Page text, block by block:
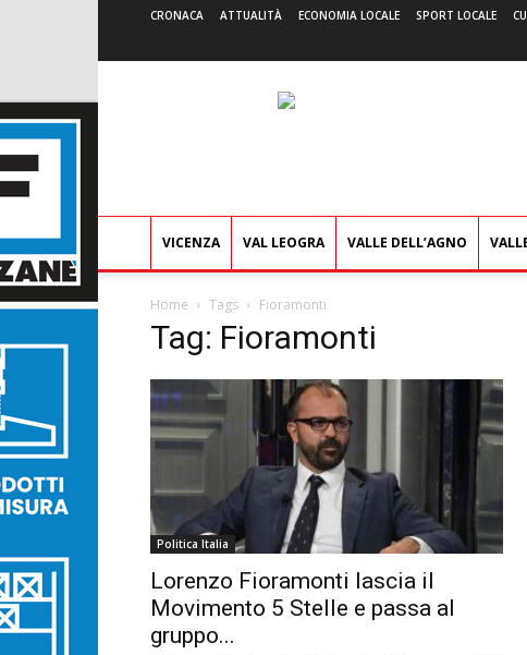
CRONACA ATTUALITÀ ECONOMIA LOCALE SPORT LOCALE
VICENZA VAL LEOGRA VALLE DELL’AGNO
Home Tags Fioramonti
Tag: Fioramonti
Politica Italia
Lorenzo Fioramonti lascia il
Movimento 5 Stelle e passa al
gruppo...